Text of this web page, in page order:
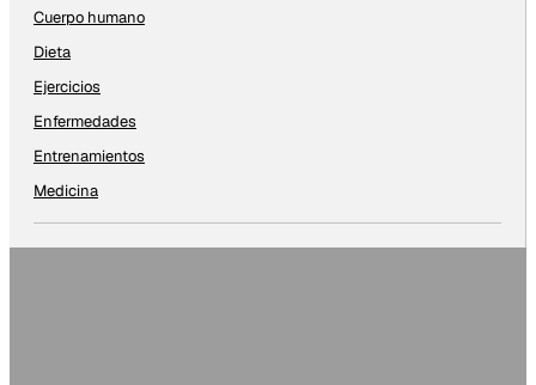
Cuerpo humano
Dieta
Ejercicios
Enfermedades
Entrenamientos
Medicina